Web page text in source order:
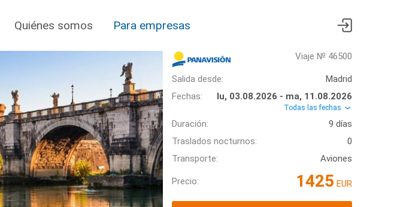
Quiénes somos Para empresas
Viaje № 46500
Salida desde:
Madrid
Fechas:
lu, 03.08.2026 - ma, 11.08.2026
Todas las fechas
Duración:
9 días
Traslados nocturnos:
0
Transporte:
Aviones
Precio: 1425 EUR